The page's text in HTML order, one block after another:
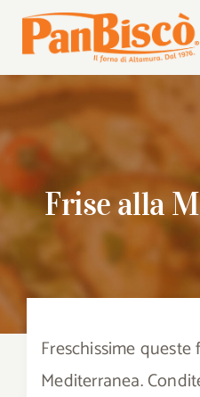
Salta
Frise alla
Freschissime queste
Mediterranea.